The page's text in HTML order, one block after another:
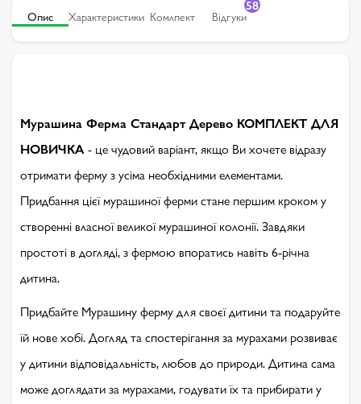
Опис Характеристики Комлпект Відгуки
58
Мурашина Ферма Стандарт Дерево КОМПЛЕКТ ДЛЯ
НОВИЧКА- це чудовий варіант, якщо Ви хочете відразу
отримати ферму з усіма необхідними елементами.
Придбання цієї мурашиної ферми стане першим кроком у
створенні власної великої мурашиної колонії. Завдяки
простоті в догляді, з фермою впоратись навіть 6-річна
дитина.
Придбайте Мурашину ферму для своєї дитини та подаруйте
їй нове хобі. Догляд та спостерігання за мурахами розвиває
у дитини відповідальність, любов до природи. Дитина сама
може доглядати за мурахами, годувати їх та прибирати у